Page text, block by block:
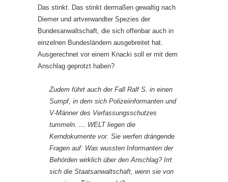
Das stinkt. Das stinkt dermaßen gewaltig nach
Diemer und artverwandter Spezies der
Bundesanwaltschaft, die sich offenbar auch in
einzelnen Bundesländern ausgebreitet hat.
Ausgerechnet vor einem Knacki soll er mit dem
Anschlag geprotzt haben?
Zudem führt auch der Fall Ralf S. in einen
Sumpf, in dem sich Polizeiinformanten und
V-Männer des Verfassungsschutzes
tummeln. … WELT liegen die
Kerndokumente vor. Sie werfen drängende
Fragen auf: Was wussten Informanten der
Behörden wirklich über den Anschlag? Irrt
sich die Staatsanwaltschaft, wenn sie von